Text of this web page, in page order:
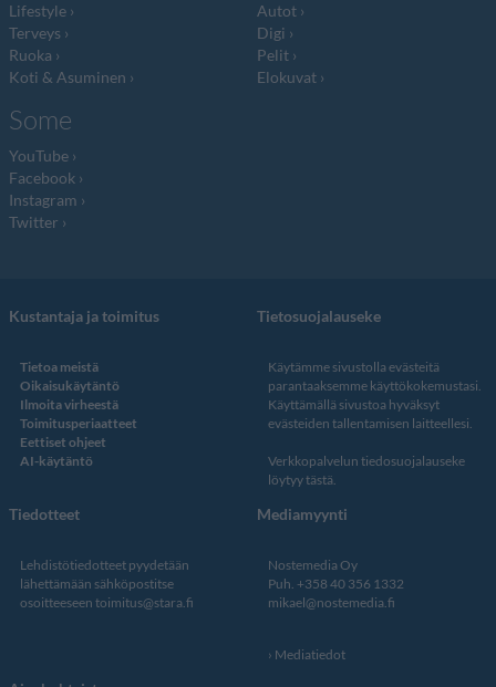
Lifestyle
Terveys
Ruoka
Koti & Asuminen
Autot
Digi
Pelit
Elokuvat
Some
YouTube
Facebook
Instagram
Twitter
Kustantaja ja toimitus
Tietoa meistä
Oikaisukäytäntö
Ilmoita virheestä
Toimitusperiaatteet
Eettiset ohjeet
AI-käytäntö
Tietosuojalauseke
Käytämme sivustolla evästeitä
parantaaksemme käyttökokemustasi.
Käyttämällä sivustoa hyväksyt
evästeiden tallentamisen laitteellesi.
Verkkopalvelun tiedosuojalauseke
löytyy tästä.
Tiedotteet
Lehdistötiedotteet pyydetään
lähettämään sähköpostitse
osoitteeseen toimitus@stara.fi
Mediamyynti
Nostemedia Oy
Puh. +358 40 356 1332
mikael@nostemedia.fi
Mediatiedot